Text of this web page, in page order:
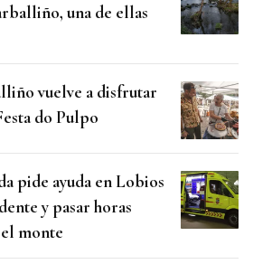
una de ellas
vuelve a disfrutar
do Pulpo
pide ayuda en Lobios
y pasar horas
monte